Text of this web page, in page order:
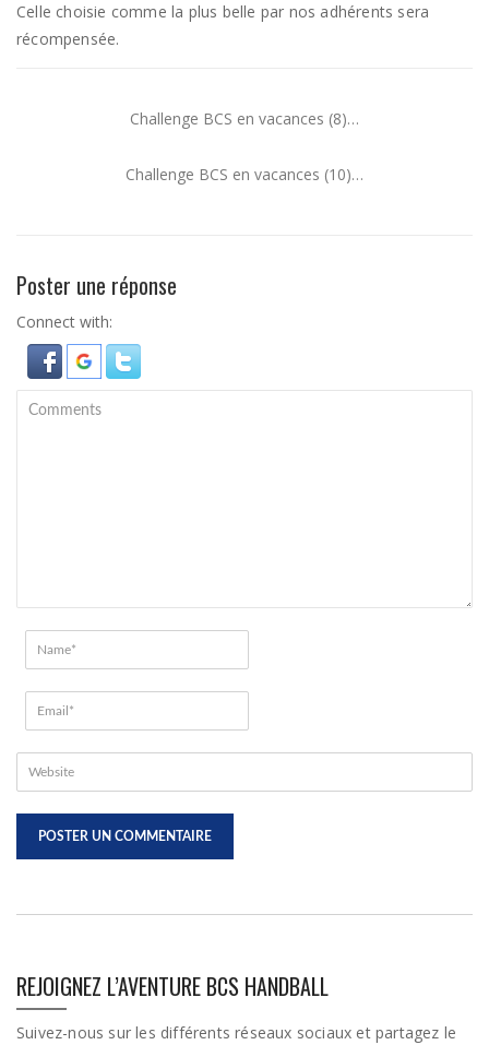
Celle choisie comme la plus belle par nos adhérents sera
récompensée.
Challenge BCS en vacances (8)…
Challenge BCS en vacances (10)…
Poster une réponse
Connect with:
REJOIGNEZ L’AVENTURE BCS HANDBALL
Suivez-nous sur les différents réseaux sociaux et partagez le